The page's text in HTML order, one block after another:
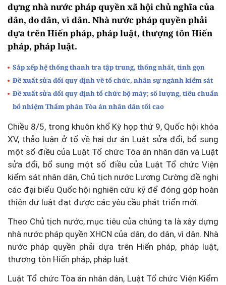
dựng nhà nước pháp quyền xã hội chủ nghĩa của
dân, do dân, vì dân. Nhà nước pháp quyền phải
dựa trên Hiến pháp, pháp luật, thượng tôn Hiến
pháp, pháp luật.
Sắp xếp hệ thống thanh tra tập trung, thống nhất, tinh gọn
Đề xuất sửa đổi quy định về tổ chức, nhân sự ngành kiểm sát
Đề xuất sửa đổi quy định tổ chức bộ máy; số lượng, tiêu chuẩn
bổ nhiệm Thẩm phán Tòa án nhân dân tối cao
Chiều 8/5, trong khuôn khổ Kỳ họp thứ 9, Quốc hội khóa
XV, thảo luận ở tổ về hai dự án Luật sửa đổi, bổ sung
một số điều của Luật Tổ chức Tòa án nhân dân và Luật
sửa đổi, bổ sung một số điều của Luật Tổ chức Viện
kiểm sát nhân dân, Chủ tịch nước Lương Cường đề nghị
các đại biểu Quốc hội nghiên cứu kỹ để đóng góp hoàn
thiện dự luật đạt được các yêu cầu phát triển mới.
Theo Chủ tịch nước, mục tiêu của chúng ta là xây dựng
nhà nước pháp quyền XHCN của dân, do dân, vì dân. Nhà
nước pháp quyền phải dựa trên Hiến pháp, pháp luật,
thượng tôn Hiến pháp, pháp luật.
Luật Tổ chức Tòa án nhân dân, Luật Tổ chức Viện Kiểm